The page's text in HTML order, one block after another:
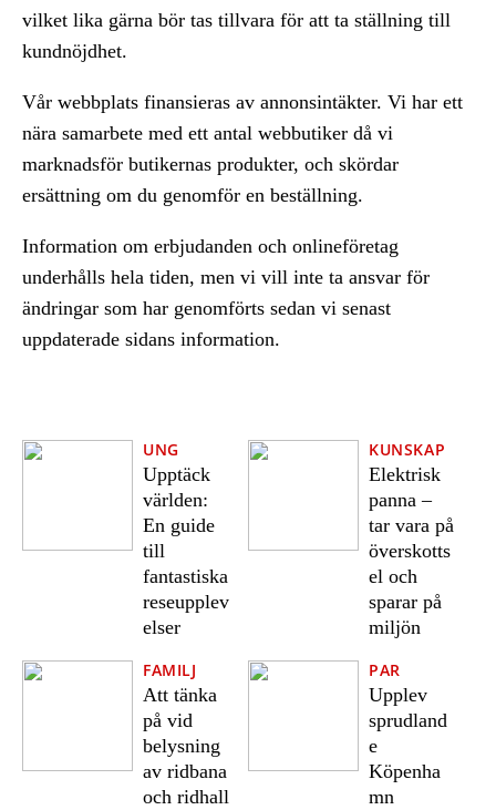
vilket lika gärna bör tas tillvara för att ta ställning till
kundnöjdhet.
Vår webbplats finansieras av annonsintäkter. Vi har ett
nära samarbete med ett antal webbutiker då vi
marknadsför butikernas produkter, och skördar
ersättning om du genomför en beställning.
Information om erbjudanden och onlineföretag
underhålls hela tiden, men vi vill inte ta ansvar för
ändringar som har genomförts sedan vi senast
uppdaterade sidans information.
UNG
Upptäck
världen:
En guide
till
fantastiska
reseupplev
elser
FAMILJ
Att tänka
på vid
belysning
av ridbana
och ridhall
KUNSKAP
Elektrisk
panna –
tar vara på
överskotts
el och
sparar på
miljön
PAR
Upplev
sprudland
e
Köpenha
mn